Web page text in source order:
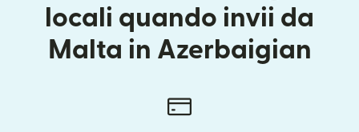
locali quando invii da
Malta in Azerbaigian